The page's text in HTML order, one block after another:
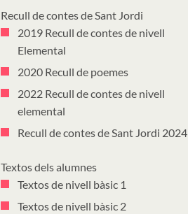
Recull de contes de Sant Jordi
2019 Recull de contes de nivell
Elemental
2020 Recull de poemes
2022 Recull de contes de nivell
elemental
Recull de contes de Sant Jordi 2024
Textos dels alumnes
Textos de nivell bàsic 1
Textos de nivell bàsic 2